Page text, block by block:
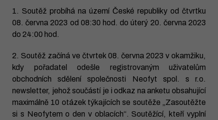
1. Soutěž probíhá na území České republiky od čtvrtku
08. června 2023 od 08:30 hod. do úterý 20. června 2023
do 24:00 hod.
2. Soutěž začíná ve čtvrtek 08. června 2023 v okamžiku,
kdy pořadatel odešle registrovaným uživatelům
obchodních sdělení společnosti Neofyt spol. s r.o.
newsletter, jehož součástí je i odkaz na anketu obsahující
maximálně 10 otázek týkajících se soutěže „Zasoutěžte
si s Neofytem o den v oblacích“. Soutěžící, kteří vyplní